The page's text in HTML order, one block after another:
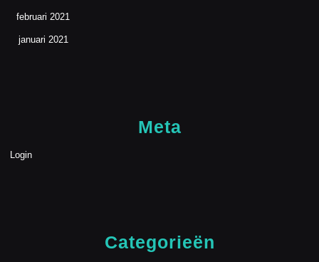
februari 2021
januari 2021
Meta
Login
Categorieën